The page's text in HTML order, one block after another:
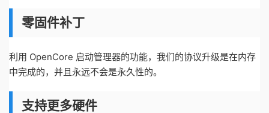
零固件补丁
利用 OpenCore 启动管理器的功能，我们的协议升级是在内存
中完成的，并且永远不会是永久性的。
支持更多硬件